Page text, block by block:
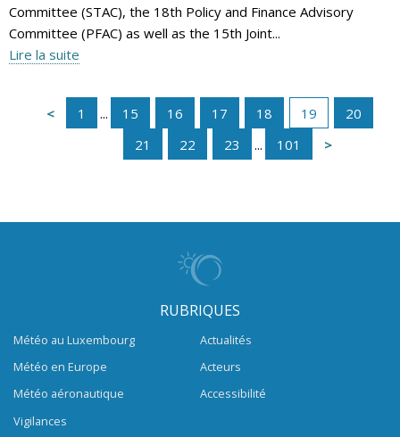
Committee (STAC), the 18th Policy and Finance Advisory
Committee (PFAC) as well as the 15th Joint...
Lire la suite
1 ... 15 16 17 18 19
20
21
22 23 ... 101
RUBRIQUES
Météo au Luxembourg
Météo en Europe
Météo aéronautique
Vigilances
Actualités
Acteurs
Accessibilité